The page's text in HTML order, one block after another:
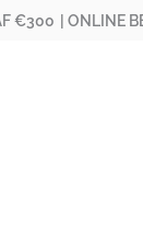
€300 | ONLINE